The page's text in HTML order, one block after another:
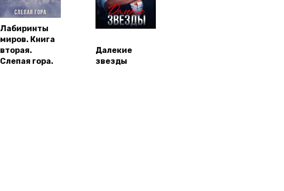
Лабиринты
миров. Книга
вторая.
Слепая гора.
Далекие
звезды